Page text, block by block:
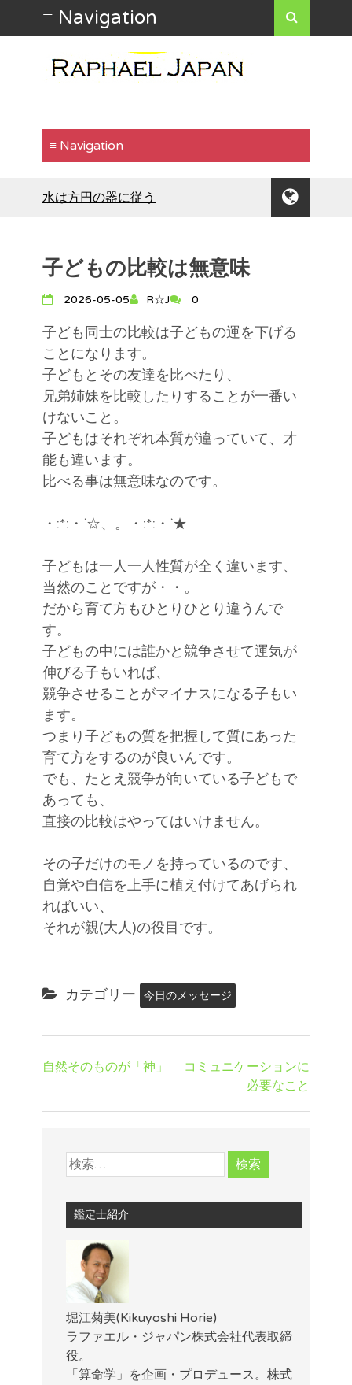
水は方円の器に従う
「気が合う」ということ
自分の魅力を出したいなら
倹約は運気を安定させる
長所と短所は背中合わせ
人に恨まれないような生き方をして
ください
魂で繋ぐもの
子どもの比較は無意味
2026-05-05 R☆J 0
子ども同士の比較は子どもの運を下げる
ことになります。
子どもとその友達を比べたり、
兄弟姉妹を比較したりすることが一番い
けないこと。
子どもはそれぞれ本質が違っていて、才
能も違います。
比べる事は無意味なのです。
・:*:・`☆、。・:*:・`★
子どもは一人一人性質が全く違います、
当然のことですが・・。
だから育て方もひとりひとり違うんで
す。
子どもの中には誰かと競争させて運気が
伸びる子もいれば、
競争させることがマイナスになる子もい
ます。
つまり子どもの質を把握して質にあった
育て方をするのが良いんです。
でも、たとえ競争が向いている子どもで
あっても、
直接の比較はやってはいけません。
その子だけのモノを持っているのです、
自覚や自信を上手に植え付けてあげられ
ればいい、
それが親(大人)の役目です。
カテゴリー 今日のメッセージ
自然そのものが「神」
コミュニケーションに
必要なこと
鑑定士紹介
堀江菊美(Kikuyoshi Horie)
ラファエル・ジャパン株式会社代表取締
役。
「算命学」を企画・プロデュース。株式